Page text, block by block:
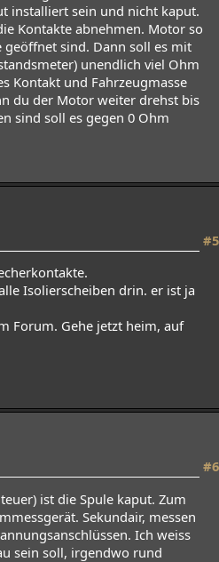
installiert sein und nicht kaput.
Kontakte abnehmen. Motor so
geöffnet sind. Dann soll es mit
unendlich viel Ohm
Kontakt und Fahrzeugmasse
du der Motor weiter drehst bis
sind soll es gegen 0 Ohm
#5
Isolierscheiben drin. er ist ja
Forum. Gehe jetzt heim, auf
#6
ist die Spule kaput. Zum
Sekundair, messen
Ich weiss
sein soll, irgendwo rund